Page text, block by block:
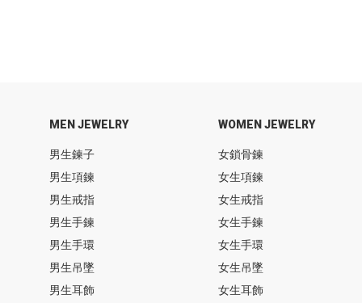
MEN JEWELRY
男生鍊子
男生項鍊
男生戒指
男生手鍊
男生手環
男生吊墜
男生耳飾
WOMEN JEWELRY
女鎖骨鍊
女生項鍊
女生戒指
女生手鍊
女生手環
女生吊墜
女生耳飾